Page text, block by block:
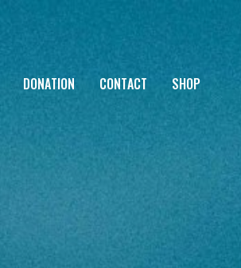
DONATION CONTACT SHOP